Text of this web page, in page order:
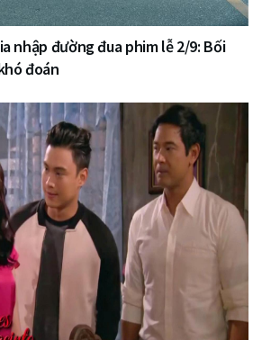
nhập đường đua phim lễ 2/9: Bối
đoán